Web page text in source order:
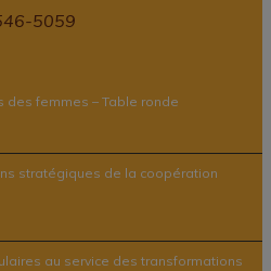
5059
des femmes – Table ronde
stratégiques de la coopération
au service des transformations